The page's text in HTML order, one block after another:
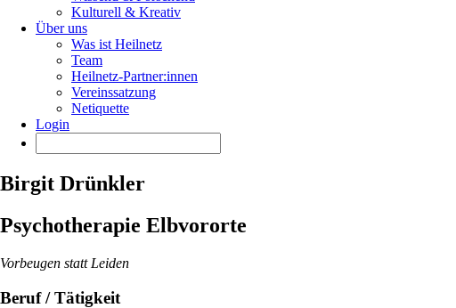
Kulturell & Kreativ
Über uns
Was ist Heilnetz
Team
Heilnetz-Partner:innen
Vereinssatzung
Netiquette
Login
Birgit Drünkler
Psychotherapie Elbvororte
Vorbeugen statt Leiden
Beruf / Tätigkeit